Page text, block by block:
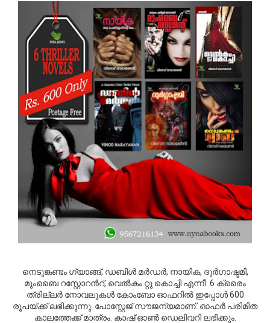
നെടുങ്കണ്ടം ഗ്യാങ്ങ്, ഡബിള്‍ മര്‍ഡര്‍, നായിക, ദുര്‍ഗാഷ്ടമി,
മുംബൈ റസ്റ്റോറന്‍റ്, വെല്‍കം റ്റു കൊച്ചി എന്നീ 6 ക്രൈം
ത്രില്ലര്‍ നോവലുകള്‍ കോംബോ ഓഫറില്‍ ഇപ്പോള്‍ 600
രൂപയ്ക്ക് ലഭിക്കുന്നു. പോസ്റ്റേജ് സൗജന്യമാണ്. ഓഫര്‍ പരിമിത
കാലത്തേക്ക് മാത്രം. കാഷ് ഓണ്‍ ഡെലിവറി ലഭിക്കും.